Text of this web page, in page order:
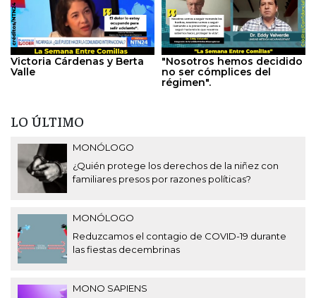
Victoria Cárdenas y Berta
Valle
"Nosotros hemos decidido
no ser cómplices del
régimen".
LO ÚLTIMO
MONÓLOGO
¿Quién protege los derechos de la niñez con
familiares presos por razones políticas?
MONÓLOGO
Reduzcamos el contagio de COVID-19 durante
las fiestas decembrinas
MONO SAPIENS